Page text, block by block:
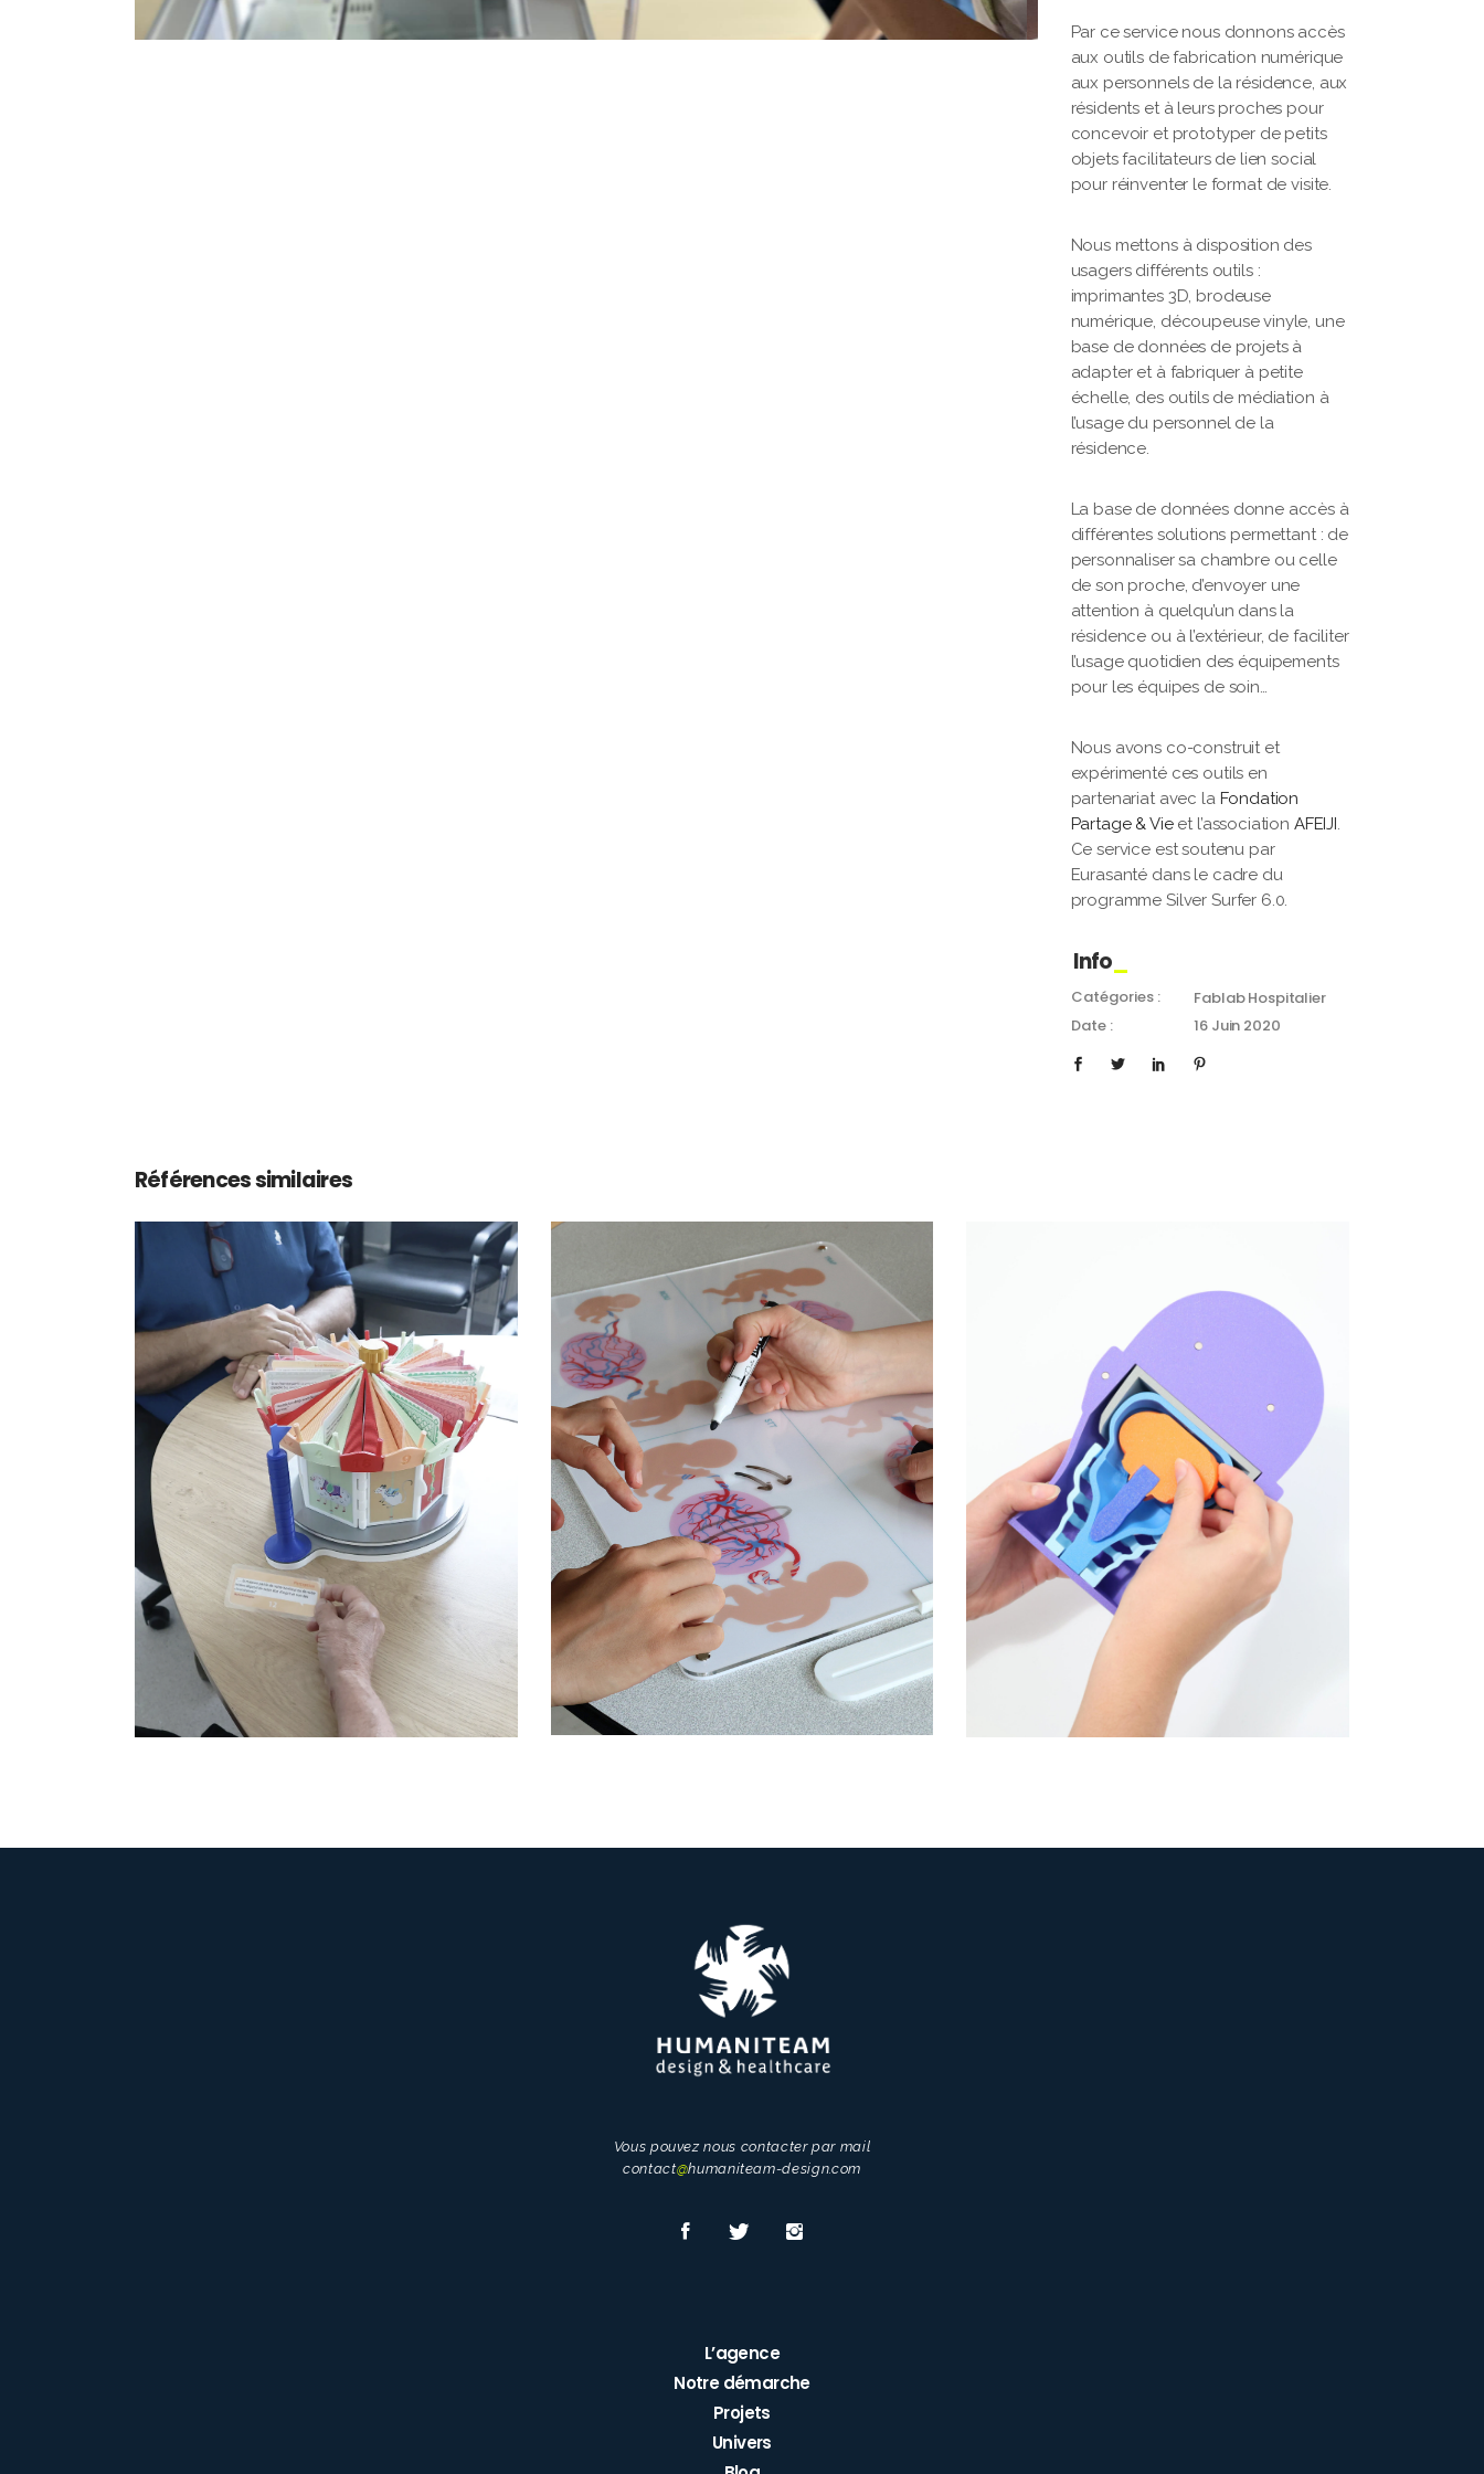
Par ce service nous donnons accès
aux outils de fabrication numérique
aux personnels de la résidence, aux
résidents et à leurs proches pour
concevoir et prototyper de petits
objets facilitateurs de lien social
pour réinventer le format de visite.
Nous mettons à disposition des
usagers différents outils :
imprimantes 3D, brodeuse
numérique, découpeuse vinyle, une
base de données de projets à
adapter et à fabriquer à petite
échelle, des outils de médiation à
l’usage du personnel de la
résidence.
La base de données donne accès à
différentes solutions permettant : de
personnaliser sa chambre ou celle
de son proche, d’envoyer une
attention à quelqu’un dans la
résidence ou à l’extérieur, de faciliter
l’usage quotidien des équipements
pour les équipes de soin…
Nous avons co-construit et
expérimenté ces outils en
partenariat avec la Fondation
Partage & Vie et l’association AFEIJI.
Ce service est soutenu par
Eurasanté dans le cadre du
programme Silver Surfer 6.0.
Info
Catégories :
Fablab Hospitalier
Date :
16 Juin 2020
Références similaires
Le Tour de Rôle @Centre de
Soins, d’Accompagnement
et de Prévention en
Addictologie de Bicêtre
Fablab hospitalier
Outil de dialogue
Obstétrique & Médecine
Foetale @Necker AP-HP
Fablab hospitalier
Expliquer Chiari et les
malformations vertébrales
et médullaires rares @ CHU
de Bicêtre AP-HP
Fablab hospitalier
Vous pouvez nous contacter par mail
contact@humaniteam-design.com
L’agence
Notre démarche
Projets
Univers